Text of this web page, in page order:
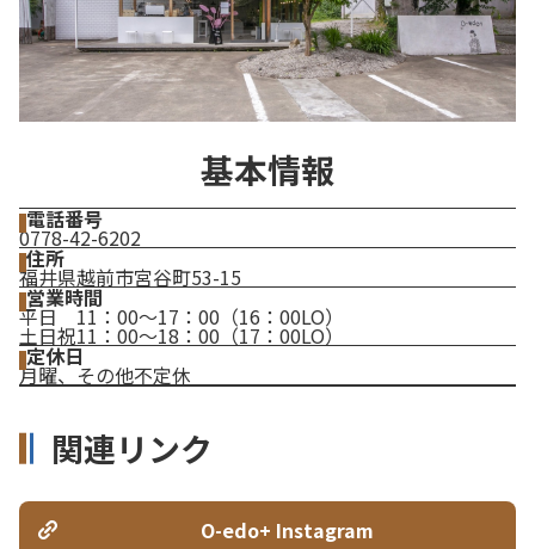
基本情報
電話番号
0778-42-6202
住所
福井県越前市宮谷町53-15
営業時間
平日 11：00～17：00（16：00LO）
土日祝11：00～18：00（17：00LO）
定休日
月曜、その他不定休
関連リンク
O-edo+ Instagram